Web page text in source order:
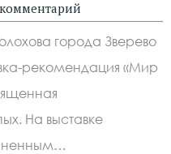
города Зверево
рекомендация «Мир
На выставке